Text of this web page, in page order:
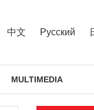
中文 Русский
MULTIMEDIA